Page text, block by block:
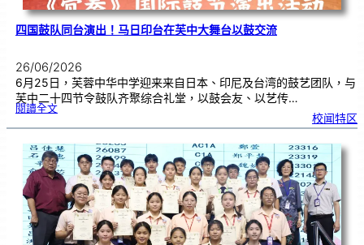
四国鼓队同台演出！马日印台在芙中大舞台以鼓交流
26/06/2026
6月25日，芙蓉中华中学迎来来自日本、印尼及台湾的鼓艺团队，与
芙中二十四节令鼓队齐聚综合礼堂，以鼓会友、以艺传…
閱讀全文:四
队
台
演
出
！
马
日
印
台
在
芙
中
大
舞
台
以
鼓
交
流
校闻特区